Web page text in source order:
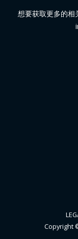
想要获取更多的相
Copyright